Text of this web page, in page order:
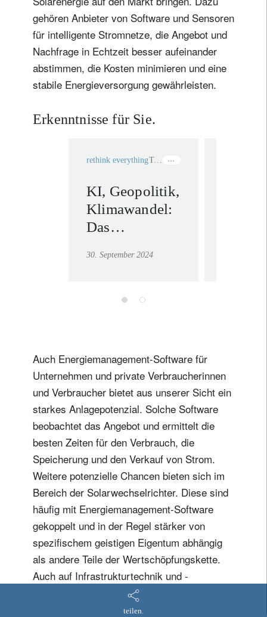
gehören Anbieter von Software und Sensoren
für intelligente Stromnetze, die Angebot und
Nachfrage in Echtzeit besser aufeinander
abstimmen, die Kosten minimieren und eine
stabile Energieversorgung gewährleisten.
Erkenntnisse für Sie.
rethink everything Technologie
KI, Geopolitik,
Klimawandel:
Das
betrachten,
verschieben
30. September 2024
Auch Energiemanagement-Software für
Unternehmen und private Verbraucherinnen
und Verbraucher bietet aus unserer Sicht ein
starkes Anlagepotenzial. Solche Software
beobachtet das Angebot und ermittelt die
besten Zeiten für den Verbrauch, die
Speicherung und den Verkauf von Strom.
Weitere potenzielle Chancen bieten sich im
Bereich der Solarwechselrichter. Diese sind
häufig mit Energiemanagement-Software
gekoppelt und in der Regel stärker von
spezifischem geistigen Eigentum abhängig
als andere Teile der Wertschöpfungskette.
Auch auf Infrastrukturtechnik und -
installationen spezialisierte Unternehmen
dürften von öffentlichen Fördermassnahmen
teilen.